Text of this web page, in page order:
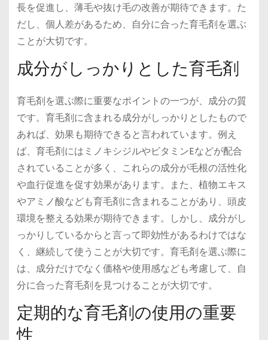
長を促進し、薄毛や抜け毛の改善が期待できます。た
だし、個人差があるため、自分に合った育毛剤を選ぶ
ことが大切です。
成分がしっかりとした育毛剤
育毛剤を選ぶ際に重要なポイントの一つが、成分の質
です。育毛剤に含まれる成分がしっかりとしたもので
あれば、効果も期待できると言われています。例え
ば、育毛剤にはミノキシジルやビタミンEなどが配合
されていることが多く、これらの成分が毛根の活性化
や血行促進を促す効果があります。また、植物エキス
やアミノ酸なども育毛剤に含まれることがあり、頭皮
環境を整える効果が期待できます。しかし、成分がし
っかりしているからと言って即効性があるわけではな
く、継続して使うことが大切です。育毛剤を選ぶ際に
は、成分だけでなく価格や使用感なども考慮して、自
分に合った育毛剤を見つけることが大切です。
定期的な育毛剤の使用の重要
性